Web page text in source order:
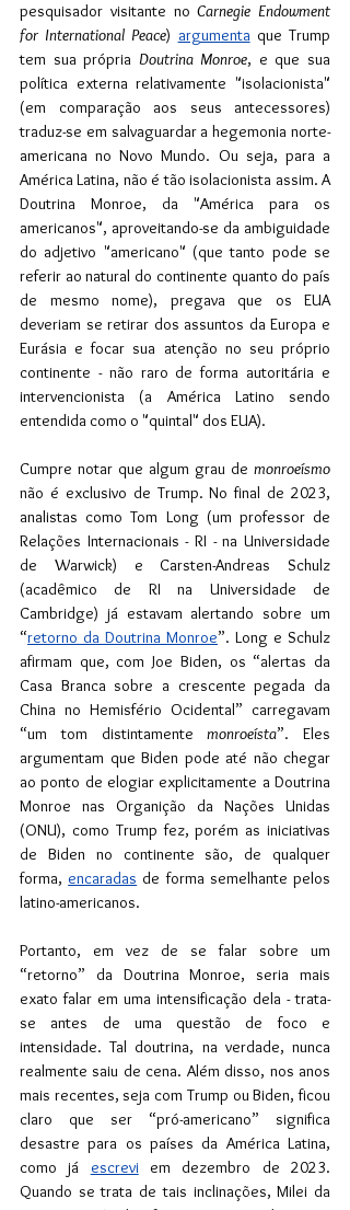
pesquisador visitante no Carnegie Endowment
for International Peace) argumenta que Trump
tem sua própria Doutrina Monroe, e que sua
política externa relativamente "isolacionista"
(em comparação aos seus antecessores)
traduz-se em salvaguardar a hegemonia norte-
americana no Novo Mundo. Ou seja, para a
América Latina, não é tão isolacionista assim. A
Doutrina Monroe, da "América para os
americanos", aproveitando-se da ambiguidade
do adjetivo "americano" (que tanto pode se
referir ao natural do continente quanto do país
de mesmo nome), pregava que os EUA
deveriam se retirar dos assuntos da Europa e
Eurásia e focar sua atenção no seu próprio
continente - não raro de forma autoritária e
intervencionista (a América Latino sendo
entendida como o "quintal" dos EUA).
Cumpre notar que algum grau de
não é exclusivo de Trump. No final de 2023,
analistas como Tom Long (um professor de
Relações Internacionais - RI - na Universidade
de Warwick) e Carsten-Andreas Schulz
(acadêmico de RI na Universidade de
Cambridge) já estavam alertando sobre um
“retorno da Doutrina Monroe”. Long e Schulz
afirmam que, com Joe Biden, os “alertas da
Casa Branca sobre a crescente pegada da
China no Hemisfério Ocidental” carregavam
“um tom distintamente monroeísta”. Eles
argumentam que Biden pode até não chegar
ao ponto de elogiar explicitamente a Doutrina
Monroe nas Organição da Nações Unidas
(ONU), como Trump fez, porém as iniciativas
de Biden no continente são, de qualquer
forma, encaradas de forma semelhante pelos
latino-americanos.
Portanto, em vez de se falar sobre um
“retorno” da Doutrina Monroe, seria mais
exato falar em uma intensificação dela - trata-
se antes de uma questão de foco e
intensidade. Tal doutrina, na verdade, nunca
realmente saiu de cena. Além disso, nos anos
mais recentes, seja com Trump ou Biden, ficou
claro que ser “pró-americano” significa
desastre para os países da América Latina,
como já escrevi em dezembro de 2023.
Quando se trata de tais inclinações, Milei da